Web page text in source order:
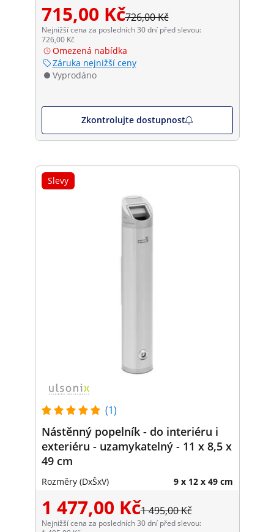
715,00 Kč726,00 Kč
Nejnižší cena za posledních 30 dní před slevou:
726,00 Kč
Omezená nabídka
Záruka nejnižší ceny
Vyprodáno
Zkontrolujte dostupnost
Slevy
(1)
Nástěnný popelník - do interiéru i
exteriéru - uzamykatelný - 11 x 8,5 x
49 cm
Rozměry (DxŠxV) 9 x 12 x 49 cm
1 477,00 Kč1 495,00 Kč
Nejnižší cena za posledních 30 dní před slevou: